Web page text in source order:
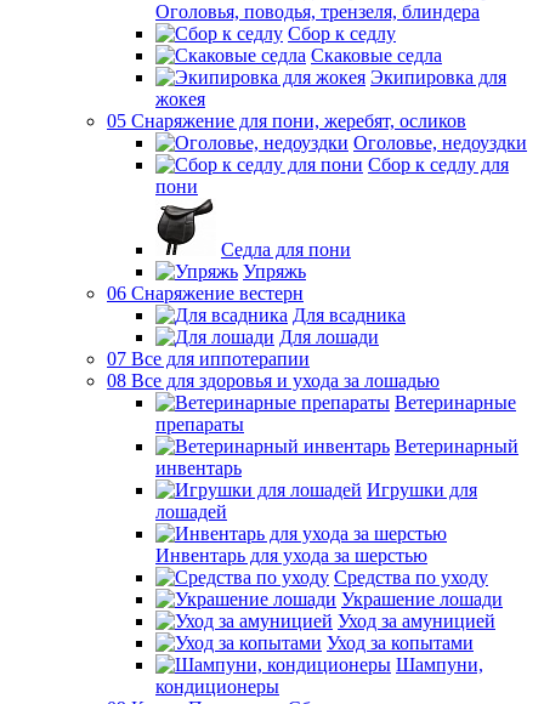
Оголовья, поводья, трензеля, блиндера
Сбор к седлу
Скаковые седла
Экипировка для
жокея
05 Снаряжение для пони, жеребят, осликов
Оголовье, недоуздки
Сбор к седлу для
пони
Седла для пони
Упряжь
06 Снаряжение вестерн
Для всадника
Для лошади
07 Все для иппотерапии
08 Все для здоровья и ухода за лошадью
Ветеринарные
препараты
Ветеринарный
инвентарь
Игрушки для
лошадей
Инвентарь для ухода за шерстью
Средства по уходу
Украшение лошади
Уход за амуницией
Уход за копытами
Шампуни,
кондиционеры